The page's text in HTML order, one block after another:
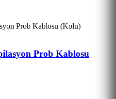
Prob Kablosu